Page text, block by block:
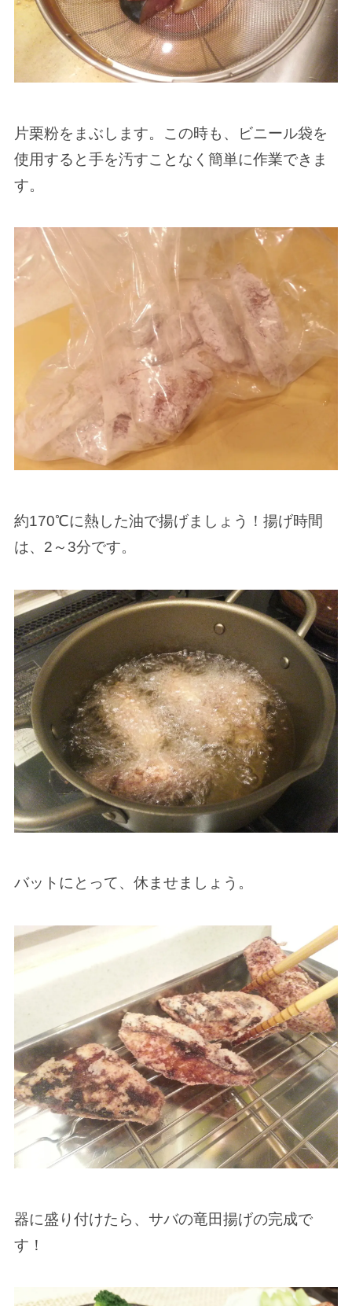
片栗粉をまぶします。この時も、ビニール袋を
使用すると手を汚すことなく簡単に作業できま
す。
約170℃に熱した油で揚げましょう！揚げ時間
は、2～3分です。
バットにとって、休ませましょう。
器に盛り付けたら、サバの竜田揚げの完成で
す！